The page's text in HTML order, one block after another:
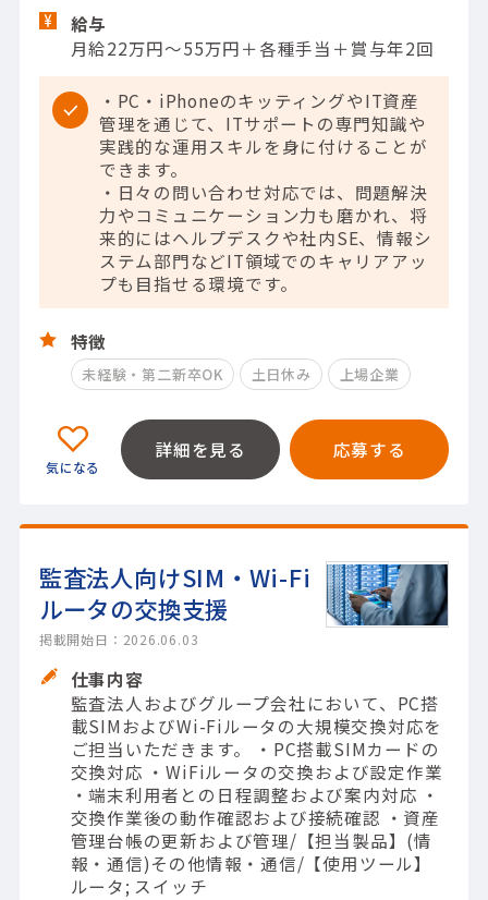
給与
月給22万円～55万円＋各種手当＋賞与年2回
・PC・iPhoneのキッティングやIT資産
管理を通じて、ITサポートの専門知識や
実践的な運用スキルを身に付けることが
できます。
・日々の問い合わせ対応では、問題解決
力やコミュニケーション力も磨かれ、将
来的にはヘルプデスクや社内SE、情報シ
ステム部門などIT領域でのキャリアアッ
プも目指せる環境です。
特徴
未経験・第二新卒OK 土日休み 上場企業
詳細を見る 応募する
監査法人向けSIM・Wi-Fi
ルータの交換支援
掲載開始日：2026.06.03
仕事内容
監査法人およびグループ会社において、PC搭
載SIMおよびWi-Fiルータの大規模交換対応を
ご担当いただきます。 ・PC搭載SIMカードの
交換対応 ・WiFiルータの交換および設定作業
・端末利用者との日程調整および案内対応 ・
交換作業後の動作確認および接続確認 ・資産
管理台帳の更新および管理/【担当製品】(情
報・通信)その他情報・通信/【使用ツール】
ルータ; スイッチ